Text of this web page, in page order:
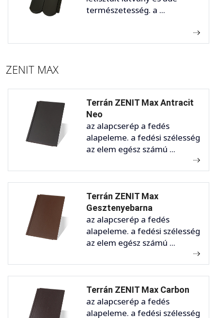
természetesség. a ...
ZENIT MAX
Terrán ZENIT Max Antracit
Neo
az alapcserép a fedés
alapeleme. a fedési szélesség
az elem egész számú ...
Terrán ZENIT Max
Gesztenyebarna
az alapcserép a fedés
alapeleme. a fedési szélesség
az elem egész számú ...
Terrán ZENIT Max Carbon
az alapcserép a fedés
alapeleme. a fedési szélesség